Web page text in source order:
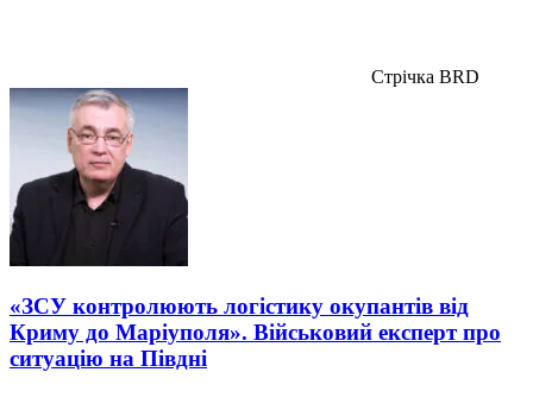
Стрічка BRD
«ЗСУ контролюють логістику окупантів від
Криму до Маріуполя». Військовий експерт про
ситуацію на Півдні